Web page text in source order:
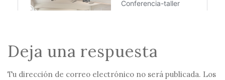
Deja una respuesta
Tu dirección de correo electrónico no será publicada. Los